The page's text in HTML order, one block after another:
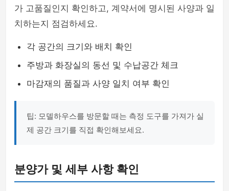
가 고품질인지 확인하고, 계약서에 명시된 사양과 일
치하는지 점검하세요.
각 공간의 크기와 배치 확인
주방과 화장실의 동선 및 수납공간 체크
마감재의 품질과 사양 일치 여부 확인
팁: 모델하우스를 방문할 때는 측정 도구를 가져가 실
제 공간 크기를 직접 확인해보세요.
분양가 및 세부 사항 확인